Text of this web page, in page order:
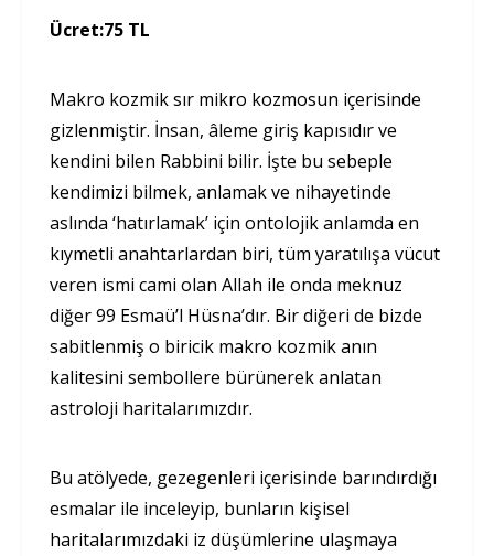
Ücret:75 TL
Makro kozmik sır mikro kozmosun içerisinde
gizlenmiştir. İnsan, âleme giriş kapısıdır ve
kendini bilen Rabbini bilir. İşte bu sebeple
kendimizi bilmek, anlamak ve nihayetinde
aslında ‘hatırlamak’ için ontolojik anlamda en
kıymetli anahtarlardan biri, tüm yaratılışa vücut
veren ismi cami olan Allah ile onda meknuz
diğer 99 Esmaü’l Hüsna’dır. Bir diğeri de bizde
sabitlenmiş o biricik makro kozmik anın
kalitesini sembollere bürünerek anlatan
astroloji haritalarımızdır.
Bu atölyede, gezegenleri içerisinde barındırdığı
esmalar ile inceleyip, bunların kişisel
haritalarımızdaki iz düşümlerine ulaşmaya